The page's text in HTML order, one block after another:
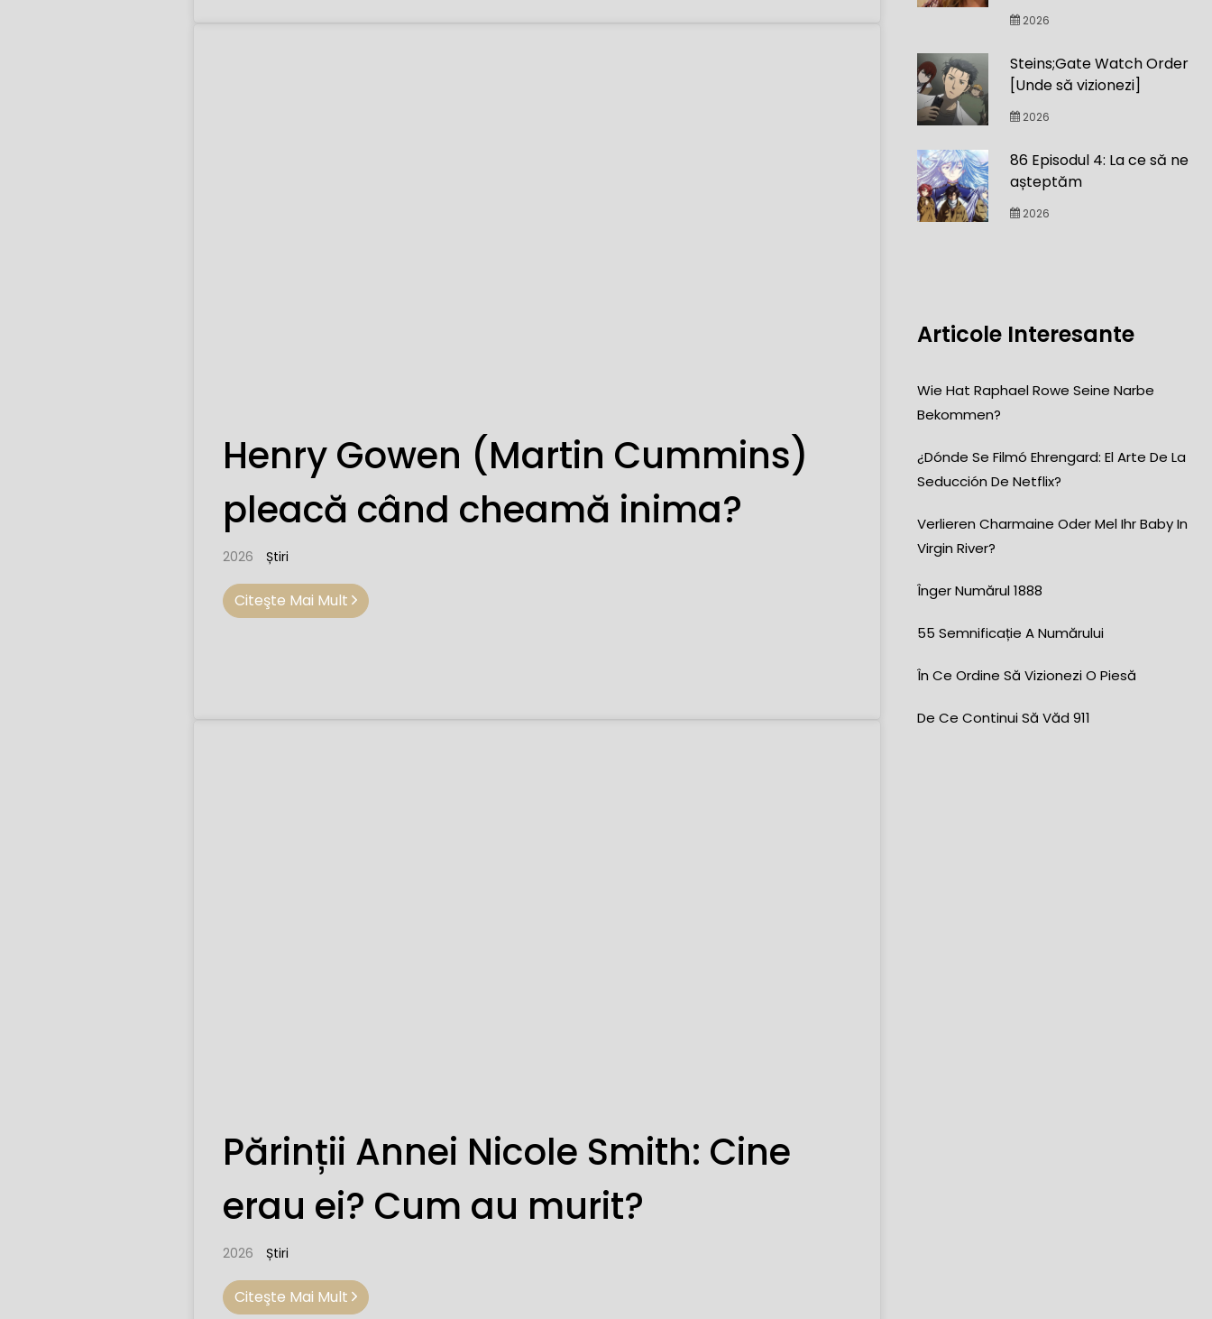
Henry Gowen (Martin Cummins)
pleacă când cheamă inima?
2026 Știri
Citeşte Mai Mult
Părinții Annei Nicole Smith: Cine
erau ei? Cum au murit?
2026 Știri
Citeşte Mai Mult
2026
Steins;Gate Watch Order
[Unde să vizionezi]
2026
86 Episodul 4: La ce să ne
așteptăm
2026
Articole Interesante
Wie Hat Raphael Rowe Seine Narbe
Bekommen?
¿Dónde Se Filmó Ehrengard: El Arte De La
Seducción De Netflix?
Verlieren Charmaine Oder Mel Ihr Baby In
Virgin River?
Înger Numărul 1888
55 Semnificație A Numărului
În Ce Ordine Să Vizionezi O Piesă
De Ce Continui Să Văd 911